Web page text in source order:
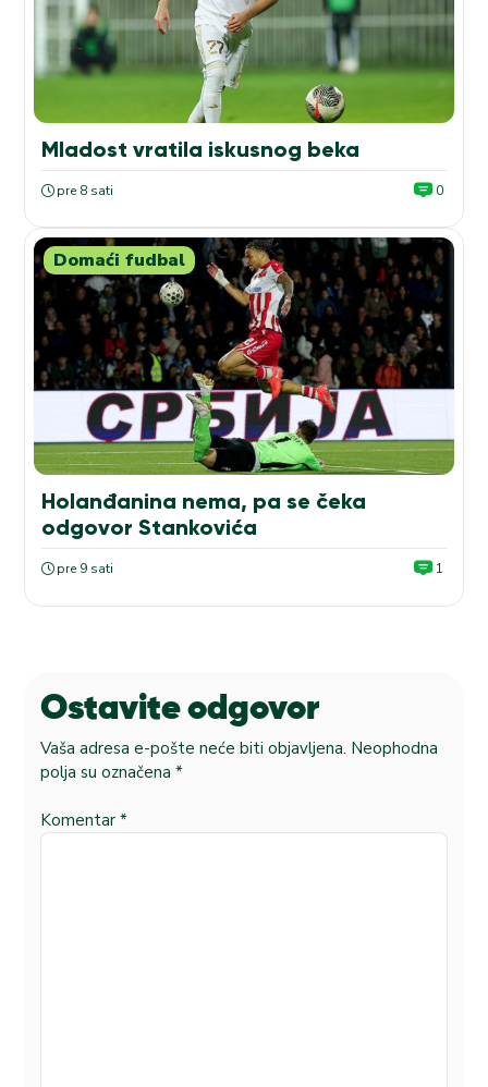
Mladost vratila iskusnog beka
pre 8 sati 0
Domaći fudbal
Holanđanina nema, pa se čeka
odgovor Stankovića
pre 9 sati 1
Ostavite odgovor
Vaša adresa e-pošte neće biti objavljena. Neophodna
polja su označena *
Komentar *